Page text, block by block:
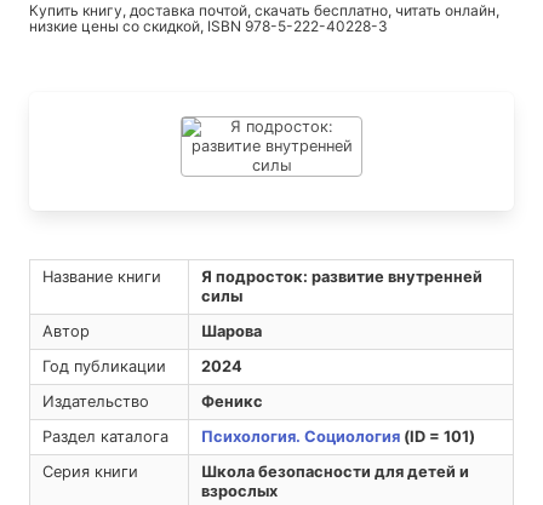
Купить книгу, доставка почтой, скачать бесплатно, читать онлайн,
низкие цены со скидкой, ISBN 978-5-222-40228-3
Название книги
Я подросток: развитие внутренней
силы
Автор
Шарова
Год публикации
2024
Издательство
Феникс
Раздел каталога
Психология. Социология(ID = 101)
Серия книги
Школа безопасности для детей и
взрослых